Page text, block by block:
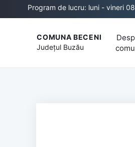
Program de lucru: luni - vineri
COMUNA BECENI
Județul Buzău